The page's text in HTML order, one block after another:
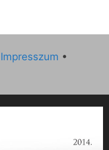
Impresszum •